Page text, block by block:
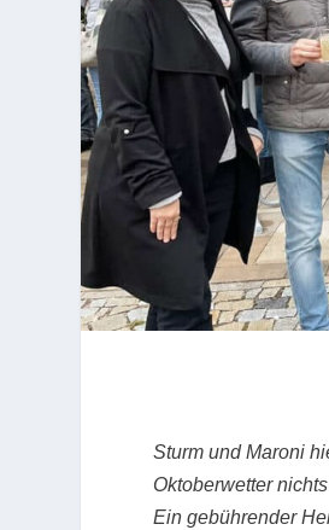
Sturm und Maroni
Oktoberwetter
Ein gebührender